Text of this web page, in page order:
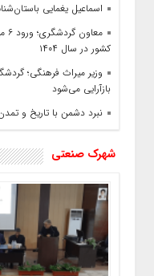
اسماعیل یغمایی
کشور در سال ۱۴۰۴
بازآرایی می‌شود
نبرد دشمن با تاریخ و تمدن ایران؛ ۱۳۲
شهرک صنعتی